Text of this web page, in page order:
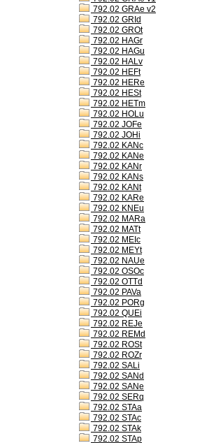
792.02 GRAe v2
792.02 GRId
792.02 GROt
792.02 HAGr
792.02 HAGu
792.02 HALv
792.02 HEFt
792.02 HERe
792.02 HESt
792.02 HETm
792.02 HOLu
792.02 JOFe
792.02 JOHi
792.02 KANc
792.02 KANe
792.02 KANr
792.02 KANs
792.02 KANt
792.02 KARe
792.02 KNEu
792.02 MARa
792.02 MATt
792.02 MEIc
792.02 MEYt
792.02 NAUe
792.02 OSOc
792.02 OTTd
792.02 PAVa
792.02 PORg
792.02 QUEi
792.02 REJe
792.02 REMd
792.02 ROSt
792.02 ROZr
792.02 SALi
792.02 SANd
792.02 SANe
792.02 SERq
792.02 STAa
792.02 STAc
792.02 STAk
792.02 STAp